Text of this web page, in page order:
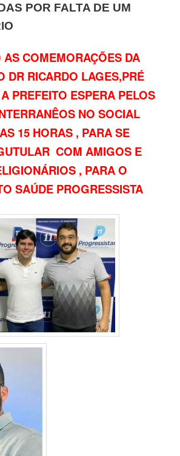
POR FALTA DE UM
COMEMORAÇÕES DA
DR RICARDO LAGES,PRÉ
PREFEITO ESPERA PELOS
NO SOCIAL
15 HORAS , PARA SE
COM AMIGOS E
, PARA O
SAÚDE PROGRESSISTA